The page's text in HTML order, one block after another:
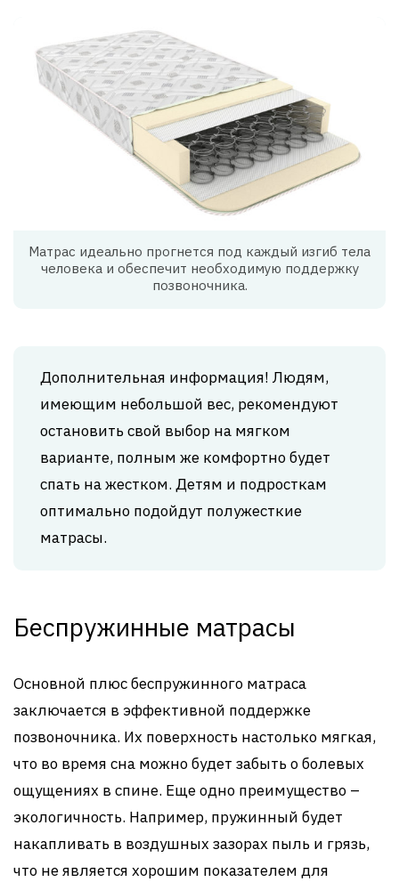
Матрас идеально прогнется под каждый изгиб тела
человека и обеспечит необходимую поддержку
позвоночника.
Дополнительная информация! Людям,
имеющим небольшой вес, рекомендуют
остановить свой выбор на мягком
варианте, полным же комфортно будет
спать на жестком. Детям и подросткам
оптимально подойдут полужесткие
матрасы.
Беспружинные матрасы
Основной плюс беспружинного матраса
заключается в эффективной поддержке
позвоночника. Их поверхность настолько мягкая,
что во время сна можно будет забыть о болевых
ощущениях в спине. Еще одно преимущество –
экологичность. Например, пружинный будет
накапливать в воздушных зазорах пыль и грязь,
что не является хорошим показателем для